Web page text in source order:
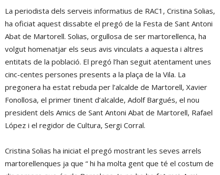
La periodista dels serveis informatius de RAC1, Cristina Solias,
ha oficiat aquest dissabte el pregó de la Festa de Sant Antoni
Abat de Martorell. Solias, orgullosa de ser martorellenca, ha
volgut homenatjar els seus avis vinculats a aquesta i altres
entitats de la població. El pregó l’han seguit atentament unes
cinc-centes persones presents a la plaça de la Vila. La
pregonera ha estat rebuda per l’alcalde de Martorell, Xavier
Fonollosa, el primer tinent d’alcalde, Adolf Bargués, el nou
president dels Amics de Sant Antoni Abat de Martorell, Rafael
López i el regidor de Cultura, Sergi Corral.
Cristina Solias ha iniciat el pregó mostrant les seves arrels
martorellenques ja que “ hi ha molta gent que té el costum de